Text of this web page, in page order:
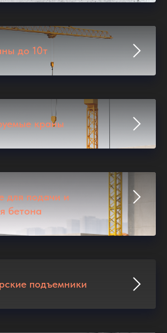
до 10т
краны
для подачи и
бетона
подъемники